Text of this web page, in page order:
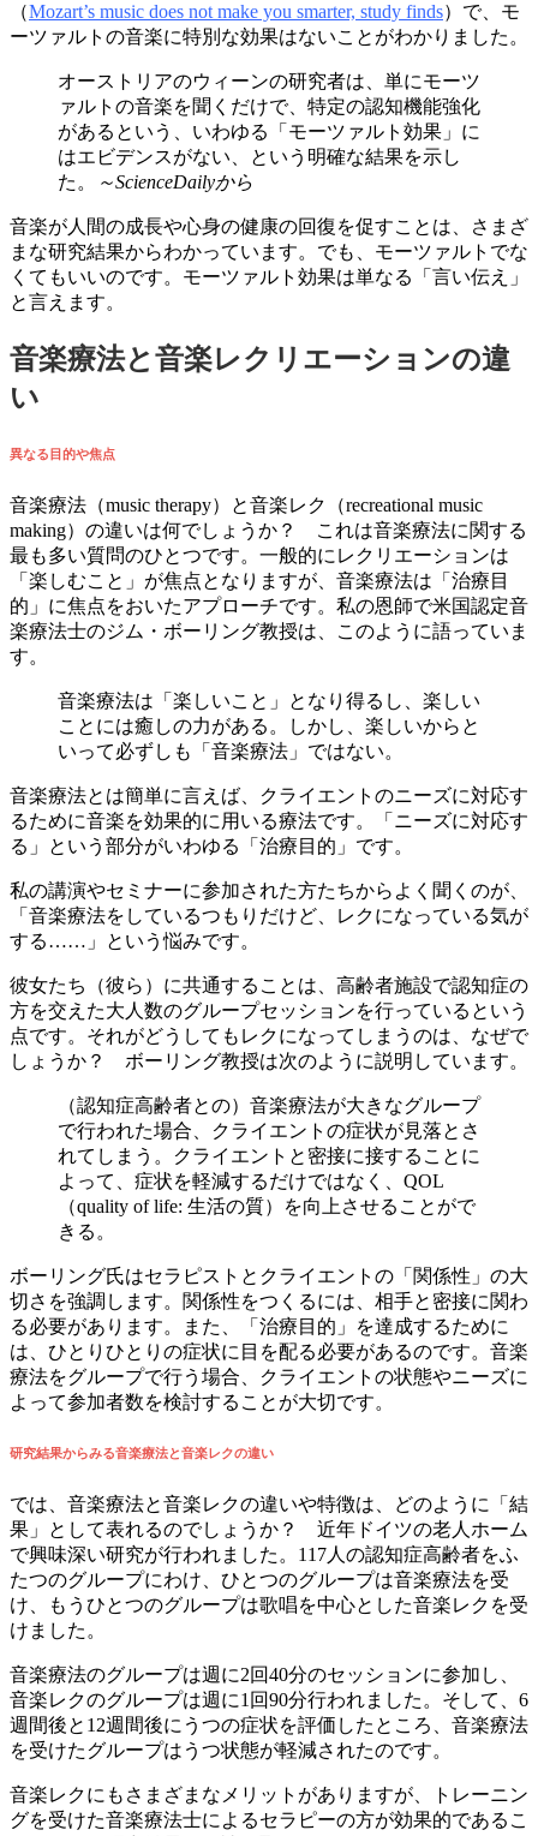
（Mozart’s music does not make you smarter, study finds）で、モ
ーツァルトの音楽に特別な効果はないことがわかりました。
オーストリアのウィーンの研究者は、単にモーツ
ァルトの音楽を聞くだけで、特定の認知機能強化
があるという、いわゆる「モーツァルト効果」に
はエビデンスがない、という明確な結果を示し
た。
～ScienceDailyから
音楽が人間の成長や心身の健康の回復を促すことは、さまざ
まな研究結果からわかっています。でも、モーツァルトでな
くてもいいのです。モーツァルト効果は単なる「言い伝え」
と言えます。
音楽療法と音楽レクリエーションの違
い
異なる目的や焦点
音楽療法（music therapy）と音楽レク（recreational music
making）の違いは何でしょうか？ これは音楽療法に関する
最も多い質問のひとつです。一般的にレクリエーションは
「楽しむこと」が焦点となりますが、音楽療法は「治療目
的」に焦点をおいたアプローチです。私の恩師で米国認定音
楽療法士のジム・ボーリング教授は、このように語っていま
す。
音楽療法は「楽しいこと」となり得るし、楽しい
ことには癒しの力がある。しかし、楽しいからと
いって必ずしも「音楽療法」ではない。
音楽療法とは簡単に言えば、クライエントのニーズに対応す
るために音楽を効果的に用いる療法です。「ニーズに対応す
る」という部分がいわゆる「治療目的」です。
私の講演やセミナーに参加された方たちからよく聞くのが、
「音楽療法をしているつもりだけど、レクになっている気が
する……」という悩みです。
彼女たち（彼ら）に共通することは、高齢者施設で認知症の
方を交えた大人数のグループセッションを行っているという
点です。それがどうしてもレクになってしまうのは、なぜで
しょうか？ ボーリング教授は次のように説明しています。
（認知症高齢者との）音楽療法が大きなグループ
で行われた場合、クライエントの症状が見落とさ
れてしまう。クライエントと密接に接することに
よって、症状を軽減するだけではなく、QOL
（quality of life: 生活の質）を向上させることがで
きる。
ボーリング氏はセラピストとクライエントの「関係性」の大
切さを強調します。関係性をつくるには、相手と密接に関わ
る必要があります。また、「治療目的」を達成するために
は、ひとりひとりの症状に目を配る必要があるのです。音楽
療法をグループで行う場合、クライエントの状態やニーズに
よって参加者数を検討することが大切です。
研究結果からみる音楽療法と音楽レクの違い
では、音楽療法と音楽レクの違いや特徴は、どのように「結
果」として表れるのでしょうか？ 近年ドイツの老人ホーム
で興味深い研究が行われました。117人の認知症高齢者をふ
たつのグループにわけ、ひとつのグループは音楽療法を受
け、もうひとつのグループは歌唱を中心とした音楽レクを受
けました。
音楽療法のグループは週に2回40分のセッションに参加し、
音楽レクのグループは週に1回90分行われました。そして、6
週間後と12週間後にうつの症状を評価したところ、音楽療法
を受けたグループはうつ状態が軽減されたのです。
音楽レクにもさまざまなメリットがありますが、トレーニン
グを受けた音楽療法士によるセラピーの方が効果的であるこ